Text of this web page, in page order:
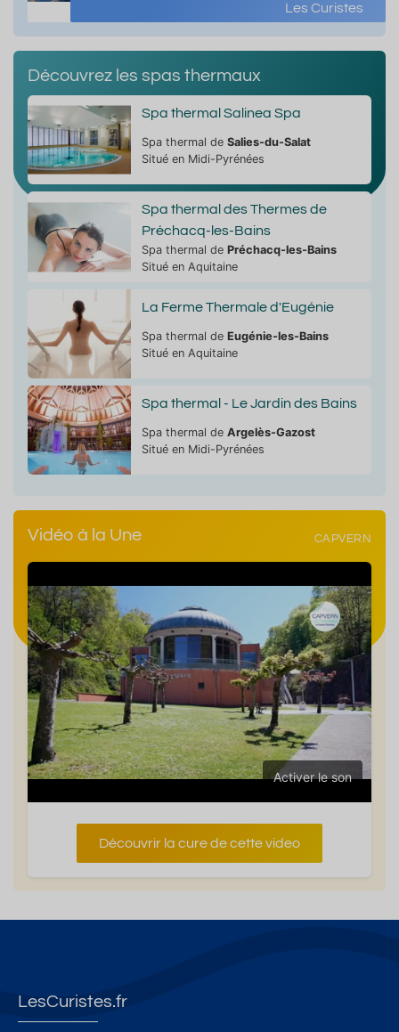
Les Curistes
Découvrez les spas thermaux
Spa thermal Salinea Spa
Spa thermal de Salies-du-Salat
Situé en Midi-Pyrénées
Spa thermal des Thermes de
Préchacq-les-Bains
Spa thermal de Préchacq-les-Bains
Situé en Aquitaine
La Ferme Thermale d'Eugénie
Spa thermal de Eugénie-les-Bains
Situé en Aquitaine
Spa thermal - Le Jardin des Bains
Spa thermal de Argelès-Gazost
Situé en Midi-Pyrénées
Vidéo à la Une CAPVERN
Activer le son
Découvrir la cure de cette video
LesCuristes.fr